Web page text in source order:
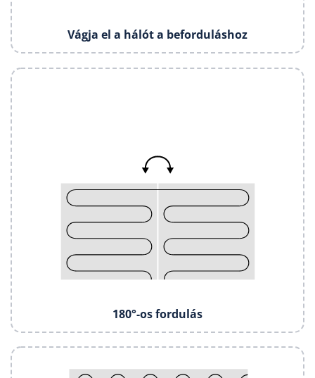
Vágja el a hálót a beforduláshoz
180°-os fordulás